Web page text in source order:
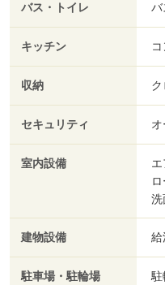
バス・トイレ バ
キッチン
収納
セキュリティ
室内設備
洗
建物設備 給
駐車場・駐輪場 駐